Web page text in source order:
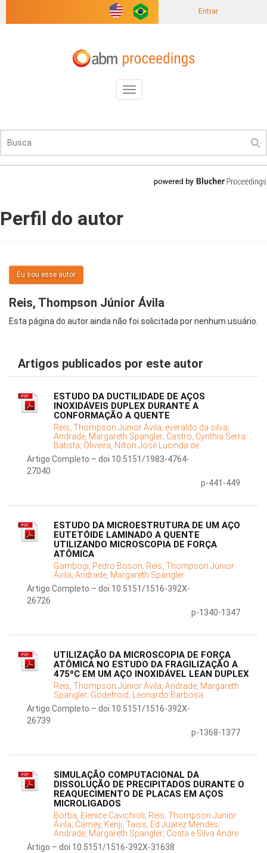
Entrar
Toggle
navigation
Perfil do autor
Eu sou esse autor
Reis, Thompson Júnior Ávila
Esta página do autor ainda não foi solicitada por nenhum usuário.
Artigos publicados por este autor
ESTUDO DA DUCTILIDADE DE AÇOS
INOXIDÁVEIS DUPLEX DURANTE A
CONFORMAÇÃO A QUENTE
Reis, Thompson Junior Ávila; everaldo da silva;
Andrade, Margareth Spangler; Castro, Cynthia Serra
Batista; Oliveira, Nilton José Lucinda de
Artigo Completo – doi 10.5151/1983-4764-
27040
p-441-449
ESTUDO DA MICROESTRUTURA DE UM AÇO
EUTETÓIDE LAMINADO A QUENTE
UTILIZANDO MICROSCOPIA DE FORÇA
ATÔMICA
Gambogi, Pedro Boson; Reis, Thompson Júnior
Ávila; Andrade, Margareth Spangler
Artigo Completo – doi 10.5151/1516-392X-
26726
p-1340-1347
UTILIZAÇÃO DA MICROSCOPIA DE FORÇA
ATÔMICA NO ESTUDO DA FRAGILIZAÇÃO A
475ºC EM UM AÇO INOXIDÁVEL LEAN DUPLEX
Reis, Thompson Júnior Ávila; Andrade, Margareth
Spangler; Godefroid, Leonardo Barbosa
Artigo Completo – doi 10.5151/1516-392X-
26739
p-1368-1377
SIMULAÇÃO COMPUTACIONAL DA
DISSOLUÇÃO DE PRECIPITADOS DURANTE O
REAQUECIMENTO DE PLACAS EM AÇOS
MICROLIGADOS
Borba, Elenice Cavichioli; Reis, Thompson Junior
Ávila; Camey, Kenji; Taiss, Ed Juarez Mendes;
Andrade, Margareth Spangler; Costa e Silva Andre
Artigo – doi 10.5151/1516-392X-31638